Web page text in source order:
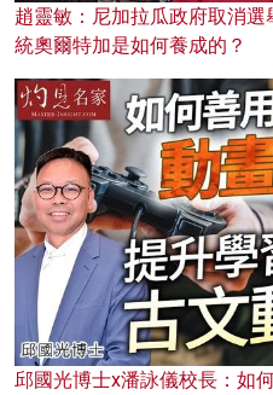
趙靈敏：尼加拉瓜政府取消
統奧爾特加是如何養成的？
邱國光博士x潘詠儀校長：如